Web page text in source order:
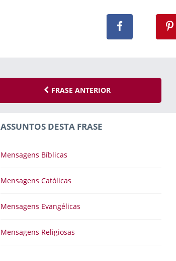
FRASE ANTERIOR
ASSUNTOS DESTA FRASE
Mensagens Bíblicas
Mensagens Católicas
Mensagens Evangélicas
Mensagens Religiosas